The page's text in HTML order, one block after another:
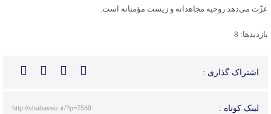
عزّت می‌دهد روحیه مجاهدانه و زیست مؤمنانه است.
بازدیدها: 8
اشتراک گذاری :
لینک کوتاه : http://shabaveiz.ir/?p=7569